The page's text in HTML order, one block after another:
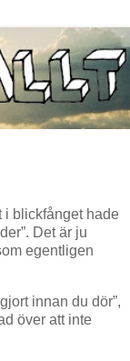
i blickfånget hade
Det är ju
egentligen
innan du dör”,
över att inte